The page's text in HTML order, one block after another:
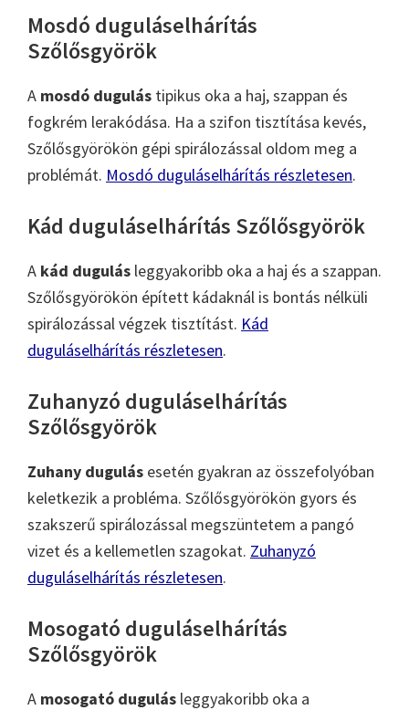
Mosdó duguláselhárítás
Szőlősgyörök
A mosdó dugulás tipikus oka a haj, szappan és
fogkrém lerakódása. Ha a szifon tisztítása kevés,
Szőlősgyörökön gépi spirálozással oldom meg a
problémát. Mosdó duguláselhárítás részletesen.
Kád duguláselhárítás Szőlősgyörök
A kád dugulás leggyakoribb oka a haj és a szappan.
Szőlősgyörökön épített kádaknál is bontás nélküli
spirálozással végzek tisztítást. Kád
duguláselhárítás részletesen.
Zuhanyzó duguláselhárítás
Szőlősgyörök
Zuhany dugulás esetén gyakran az összefolyóban
keletkezik a probléma. Szőlősgyörökön gyors és
szakszerű spirálozással megszüntetem a pangó
vizet és a kellemetlen szagokat. Zuhanyzó
duguláselhárítás részletesen.
Mosogató duguláselhárítás
Szőlősgyörök
A mosogató dugulás leggyakoribb oka a